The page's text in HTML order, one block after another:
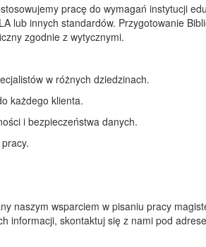
pracę do wymagań instytucji
lub innych standardów. Przygotowanie
zgodnie z wytycznymi.
w różnych dziedzinach.
każdego klienta.
i bezpieczeństwa danych.
naszym wsparciem w pisaniu pracy
informacji, skontaktuj się z nami pod